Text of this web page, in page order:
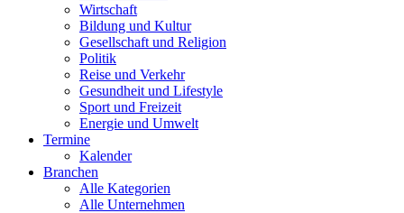
Wirtschaft
Bildung und Kultur
Gesellschaft und Religion
Politik
Reise und Verkehr
Gesundheit und Lifestyle
Sport und Freizeit
Energie und Umwelt
Termine
Kalender
Branchen
Alle Kategorien
Alle Unternehmen